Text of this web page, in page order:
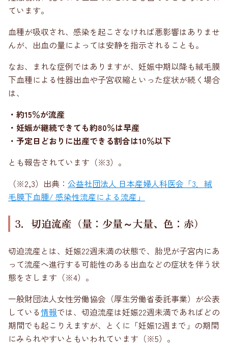
ています。
血種が吸収され、感染を起こさなければ悪影響はありませ
んが、出血の量によっては安静を指示されることも。
なお、まれな症例ではありますが、妊娠中期以降も絨毛膜
下血種による性器出血や子宮収縮といった症状が続く場合
は、
・約15％が流産
・妊娠が継続できても約80％は早産
・予定日どおりに出産できる割合は10％以下
とも報告されています（※3）。
（※2,3）出典： 公益社団法人 日本産婦人科医会「3．絨
毛膜下血腫/ 感染性流産による流産」
3．切迫流産（量：少量～大量、色：赤）
切迫流産とは、妊娠22週未満の状態で、胎児が子宮内にあ
って流産へ進行する可能性のある出血などの症状を伴う状
態をさします（※4）。
一般財団法人女性労働協会（厚生労働省委託事業）が公表
している情報では、切迫流産は妊娠22週未満であればどの
期間でも起こりえますが、とくに「妊娠12週まで」の期間
にみられやすいともいわれています（※5）。